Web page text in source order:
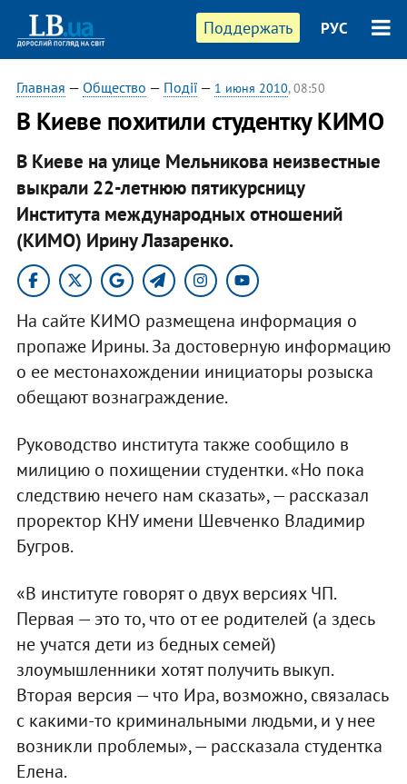
Поддержать РУС
Главная — Общество — Події— 1 июня 2010, 08:50
В Киеве похитили студентку КИМО
В Киеве на улице Мельникова неизвестные
выкрали 22-летнюю пятикурсницу
Института международных отношений
(КИМО) Ирину Лазаренко.
На сайте КИМО размещена информация о
пропаже Ирины. За достоверную информацию
о ее местонахождении инициаторы розыска
обещают вознаграждение.
Руководство института также сообщило в
милицию о похищении студентки. «Но пока
следствию нечего нам сказать», — рассказал
проректор КНУ имени Шевченко Владимир
Бугров.
«В институте говорят о двух версиях ЧП.
Первая — это то, что от ее родителей (а здесь
не учатся дети из бедных семей)
злоумышленники хотят получить выкуп.
Вторая версия — что Ира, возможно, связалась
с какими-то криминальными людьми, и у нее
возникли проблемы», — рассказала студентка
Елена.